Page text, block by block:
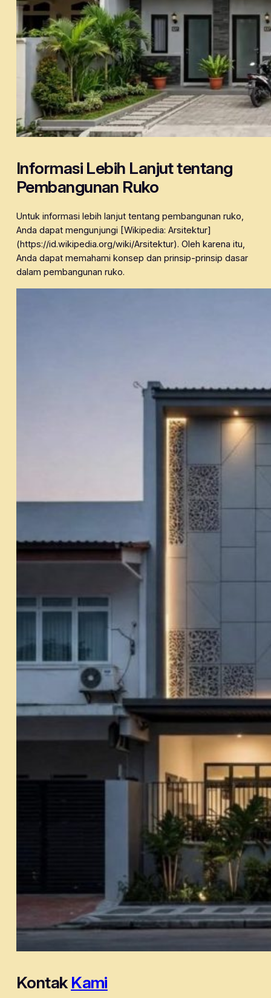
Informasi Lebih Lanjut tentang
Pembangunan Ruko
Untuk informasi lebih lanjut tentang pembangunan ruko,
Anda dapat mengunjungi [Wikipedia: Arsitektur]
(https://id.wikipedia.org/wiki/Arsitektur). Oleh karena itu,
Anda dapat memahami konsep dan prinsip-prinsip dasar
dalam pembangunan ruko.
KontakKami